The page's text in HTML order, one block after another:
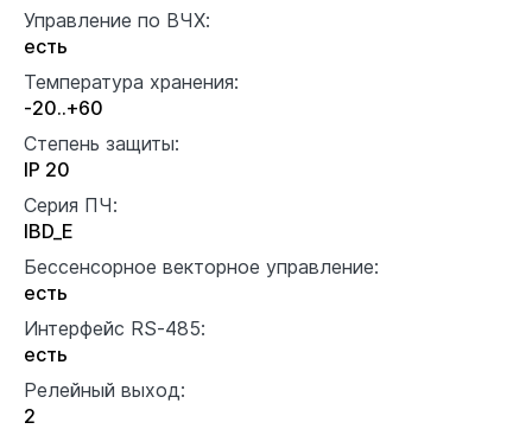
Управление по ВЧХ:
есть
Температура хранения:
-20..+60
Степень защиты:
IP 20
Серия ПЧ:
IBD_E
Бессенсорное векторное управление:
есть
Интерфейс RS-485:
есть
Релейный выход:
2